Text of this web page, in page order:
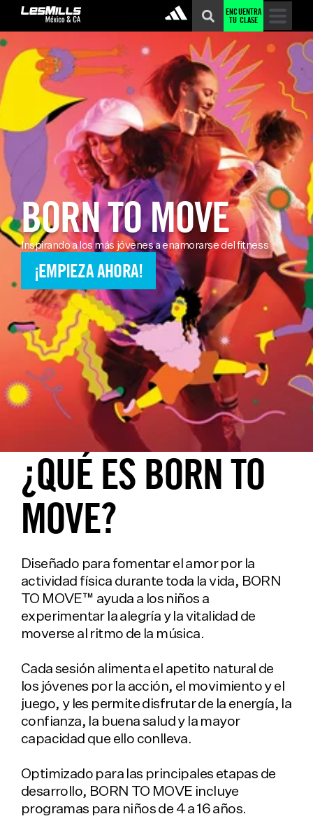
ENCUENTRA
TU CLASE
BORN TO MOVE
Inspirando a los más jóvenes a enamorarse del fitness
¡EMPIEZA AHORA!
¿QUÉ ES BORN TO
MOVE?
Diseñado para fomentar el amor por la
actividad física durante toda la vida, BORN
TO MOVE™ ayuda a los niños a
experimentar la alegría y la vitalidad de
moverse al ritmo de la música.
Cada sesión alimenta el apetito natural de
los jóvenes por la acción, el movimiento y el
juego, y les permite disfrutar de la energía, la
confianza, la buena salud y la mayor
capacidad que ello conlleva.
Optimizado para las principales etapas de
desarrollo, BORN TO MOVE incluye
programas para niños de 4 a 16 años.